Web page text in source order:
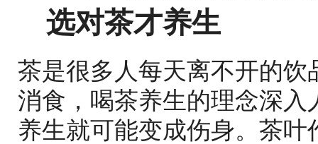
选对茶才养生
茶是很多人每天离不开的
消食，喝茶养生的理念深
养生就可能变成伤身。茶